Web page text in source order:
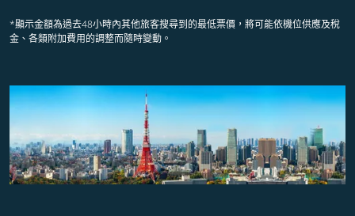
*顯示金額為過去48小時內其他旅客搜尋到的最低票價，將可能依機位供應及稅
金、各類附加費用的調整而隨時變動。